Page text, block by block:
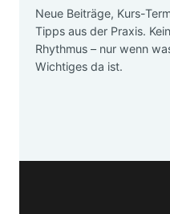
Neue Beiträge, Kurs-
Tipps aus der Praxis.
Rhythmus – nur wenn
Wichtiges da ist.